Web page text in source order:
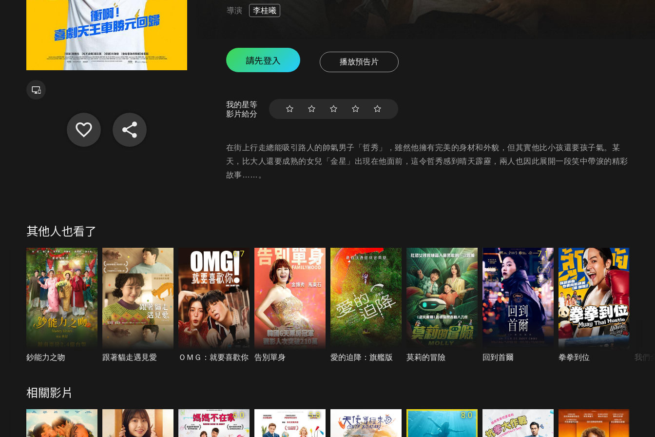
導演 李桂曦
請先登入 播放預告片
我的星等
影片給分
在街上行走總能吸引路人的帥氣男子「哲秀」，雖然他擁有完美的身材和外貌，但其實他比小孩還要孩子氣。某
天，比大人還要成熟的女兒「金星」出現在他面前，這令哲秀感到晴天霹靂，兩人也因此展開一段笑中帶淚的精彩
故事……。
其他人也看了
鈔能力之吻 跟著貓走遇見愛
6.7
ＯＭＧ：就要喜歡你 告別單身 愛的迫降：旗艦版 莫莉的冒險
7.1
回到首爾 拳拳到位 我們
相關影片
6.0 5.8 8.0